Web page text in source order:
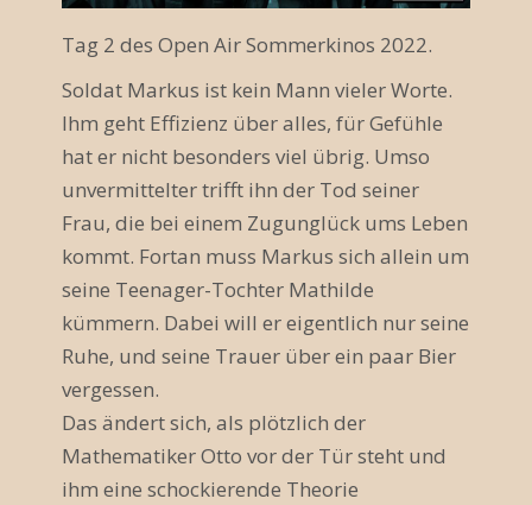
l
t
u
n
g
N
a
v
i
g
a
Tag 2 des Open Air Sommerkinos 2022.
Soldat Markus ist kein Mann vieler Worte.
Ihm geht Effizienz über alles, für Gefühle
hat er nicht besonders viel übrig. Umso
unvermittelter trifft ihn der Tod seiner
Frau, die bei einem Zugunglück ums Leben
kommt. Fortan muss Markus sich allein um
seine Teenager-Tochter Mathilde
kümmern. Dabei will er eigentlich nur seine
Ruhe, und seine Trauer über ein paar Bier
vergessen.
Das ändert sich, als plötzlich der
Mathematiker Otto vor der Tür steht und
ihm eine schockierende Theorie